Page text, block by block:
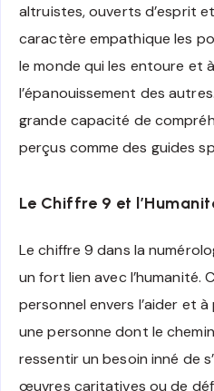
altruistes, ouverts d’esprit
caractère empathique les
le monde qui les entoure et
l’épanouissement des
grande capacité de
perçus comme des guides
Le Chiffre 9 et
Le chiffre 9 dans la
un fort lien avec l’humanité.
personnel envers l’aider et à
une personne dont le
ressentir un besoin inné de
œuvres caritatives ou de